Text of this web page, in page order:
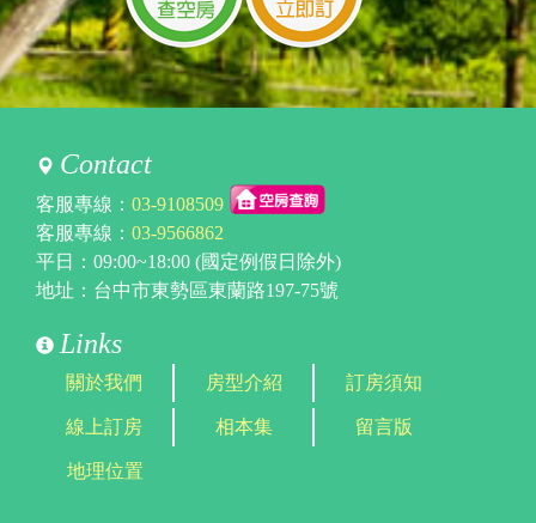
Contact
客服專線： 03-9108509
客服專線： 03-9566862
平日：09:00~18:00 (國定例假日除外)
地址：台中市東勢區東蘭路197-75號
Links
關於我們 房型介紹 訂房須知
線上訂房 相本集 留言版
地理位置